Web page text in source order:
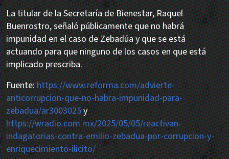
La titular de la Secretaría de Bienestar, Raquel
Buenrostro, señaló públicamente que no habrá
impunidad en el caso de Zebadúa y que se está
actuando para que ninguno de los casos en que está
implicado prescriba.
Fuente:https://www.reforma.com/advierte-
anticorrupcion-que-no-habra-impunidad-para-
zebadua/ar3003025y
https://wradio.com.mx/2025/05/05/reactivan-
indagatorias-contra-emilio-zebadua-por-corrupcion-y-
enriquecimiento-ilicito/